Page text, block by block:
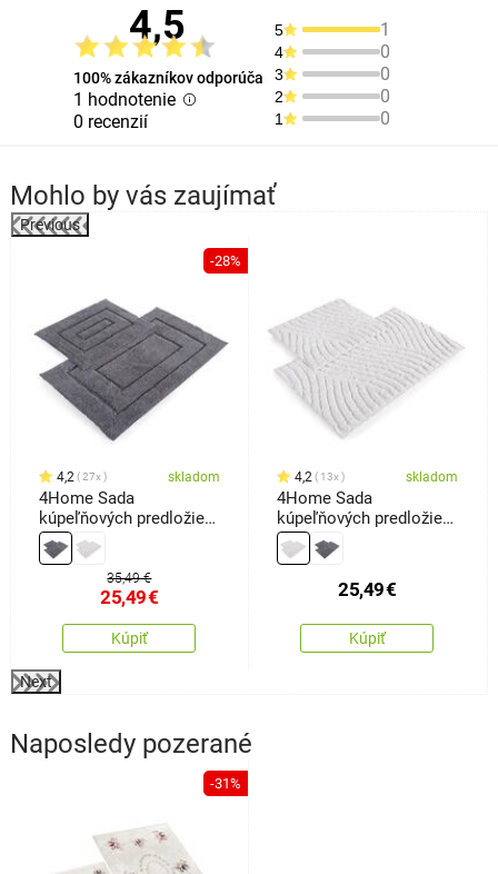
4,5
100% zákazníkov odporúča
1 hodnotenie
0 recenzií
5 1
4 0
3 0
2 0
1 0
Mohlo by vás zaujímať
Previous
-28%
4,2 27x skladom
4Home Sada
kúpeľňových predložiek
Retta, 50 x 60 cm, 60 x
100 cm
35,49 €
25,49€
Kúpiť
4,2 13x skladom
4Home Sada
kúpeľňových predložiek
Welle, 50 x 60 cm, 60 x
100 cm
25,49€
Kúpiť
Next
Naposledy pozerané
-31%